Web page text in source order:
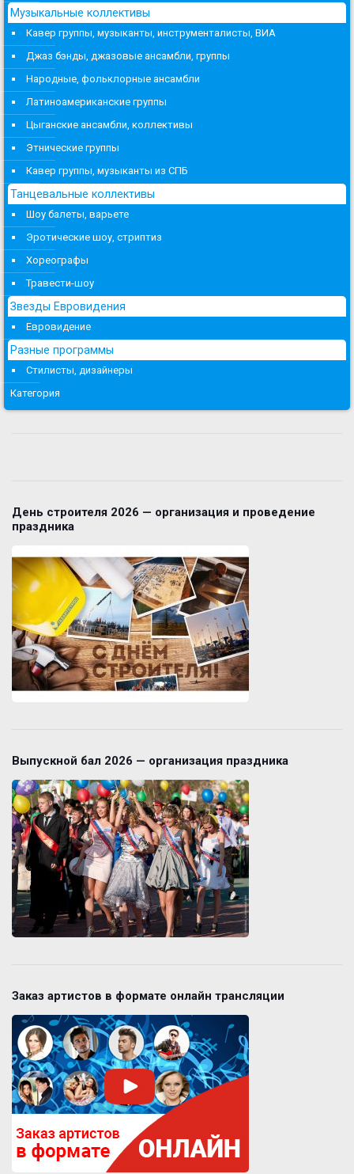
Музыкальные коллективы
Кавер группы, музыканты, инструменталисты, ВИА
Джаз бэнды, джазовые ансамбли, группы
Народные, фольклорные ансамбли
Латиноамериканские группы
Цыганские ансамбли, коллективы
Этнические группы
Кавер группы, музыканты из СПБ
Танцевальные коллективы
Шоу балеты, варьете
Эротические шоу, стриптиз
Хореографы
Травести-шоу
Звезды Евровидения
Евровидение
Разные программы
Стилисты, дизайнеры
Категория
День строителя 2026 — организация и проведение
праздника
Выпускной бал 2026 — организация праздника
Заказ артистов в формате онлайн трансляции